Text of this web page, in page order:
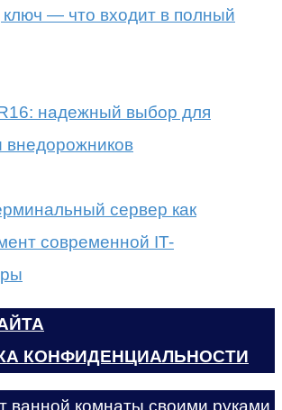
— что входит в полный
надежный выбор для
внедорожников
сервер как
современной IT-
КОНФИДЕНЦИАЛЬНОСТИ